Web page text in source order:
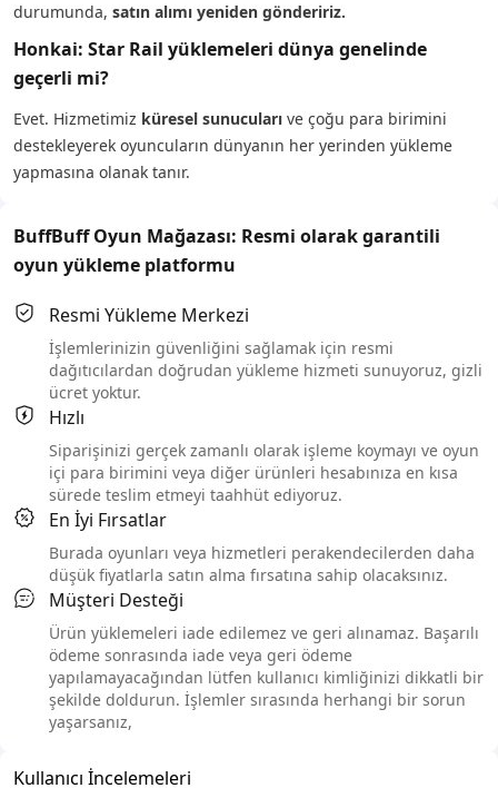
durumunda, satın alımı yeniden göndeririz.
Honkai: Star Rail yüklemeleri dünya genelinde
geçerli mi?
Evet. Hizmetimiz küresel sunucuları ve çoğu para birimini
destekleyerek oyuncuların dünyanın her yerinden yükleme
yapmasına olanak tanır.
BuffBuff Oyun Mağazası: Resmi olarak garantili
oyun yükleme platformu
Resmi Yükleme Merkezi
İşlemlerinizin güvenliğini sağlamak için resmi
dağıtıcılardan doğrudan yükleme hizmeti sunuyoruz, gizli
ücret yoktur.
Hızlı
Siparişinizi gerçek zamanlı olarak işleme koymayı ve oyun
içi para birimini veya diğer ürünleri hesabınıza en kısa
sürede teslim etmeyi taahhüt ediyoruz.
En İyi Fırsatlar
Burada oyunları veya hizmetleri perakendecilerden daha
düşük fiyatlarla satın alma fırsatına sahip olacaksınız.
Müşteri Desteği
Ürün yüklemeleri iade edilemez ve geri alınamaz. Başarılı
ödeme sonrasında iade veya geri ödeme
yapılamayacağından lütfen kullanıcı kimliğinizi dikkatli bir
şekilde doldurun. İşlemler sırasında herhangi bir sorun
yaşarsanız,
Kullanıcı İncelemeleri